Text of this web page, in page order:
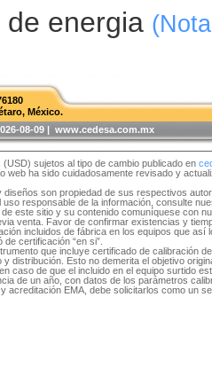
energia
México.
08-09 | www.cedesa.com.mx
sujetos al tipo de cambio publicado en
web ha sido cuidadosamente revisado y
diseños son propiedad de sus respectivos
uso responsable de la información, consulte
este sitio y su contenido comuníquese con
venta. Favor de confirmar existencias y
incluidos de fábrica en los equipos que
certificación “en si”.
que incluye certificado de calibración
distribución. Esto no demerita el objetivo
caso de que el incluido en el equipo surtido
de un año, con datos de los parámetros
acreditación EMA, debe solicitarlos como un